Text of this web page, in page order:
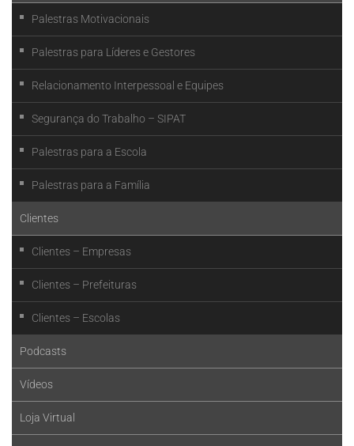
Palestras Motivacionais
Palestras para Líderes e Gestores
Relacionamento Interpessoal e Equipes
Segurança do Trabalho – SIPAT
Palestras para a Escola
Palestras para a Família
Clientes
Clientes – Empresas
Clientes – Prefeituras
Clientes – Escolas
Podcasts
Vídeos
Loja Virtual